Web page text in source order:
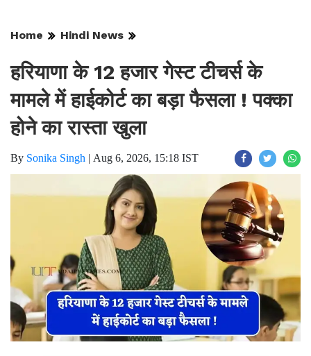
Home Hindi News
हरियाणा के 12 हजार गेस्ट टीचर्स के
मामले में हाईकोर्ट का बड़ा फैसला ! पक्का
होने का रास्ता खुला
By Sonika Singh | Aug 6, 2026, 15:18 IST